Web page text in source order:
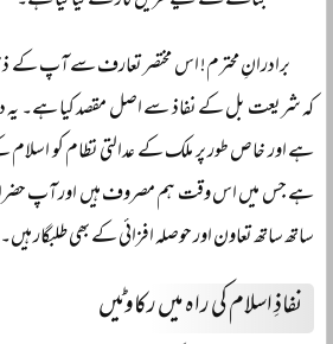
برادرانِ محترم! اس مختصر تعارف سے آپ کے
کہ شریعت بل کے نفاذ سے اصل مقصد کیا ہے۔ یہ
ہے اور خاص طور پر ملک کے عدالتی نظام کو
ہے جس میں اس وقت ہم مصروف ہیں اور آپ
ساتھ ساتھ تعاون اور حوصلہ افزائی کے بھی طلبگار ہیں۔
نفاذِ اسلام کی راہ میں رکاوٹیں